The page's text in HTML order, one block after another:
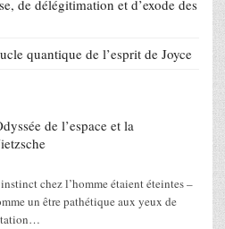
de délégitimation et d’exode des
quantique de l’esprit de Joyce
de l’espace et la
chez l’homme étaient éteintes –
un être pathétique aux yeux de